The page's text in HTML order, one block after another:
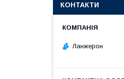
КОНТАКТИ
Ланжерон